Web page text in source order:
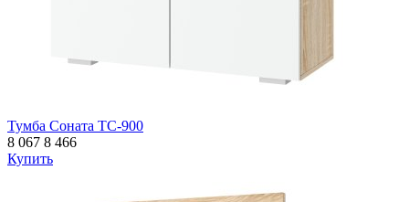
Тумба Соната ТС-900
8 067 8 466
Купить